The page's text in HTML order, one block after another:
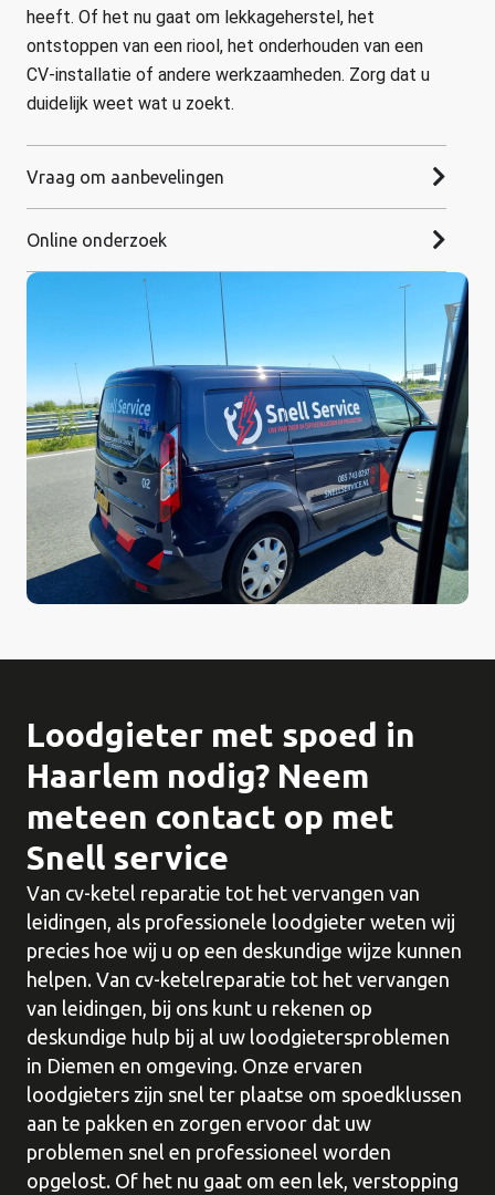
heeft. Of het nu gaat om lekkageherstel, het
ontstoppen van een riool, het onderhouden van een
CV-installatie of andere werkzaamheden. Zorg dat u
duidelijk weet wat u zoekt.
Vraag om aanbevelingen
Online onderzoek
Loodgieter met spoed in
Haarlem nodig? Neem
meteen contact op met
Snell service
Van cv-ketel reparatie tot het vervangen van
leidingen, als professionele loodgieter weten wij
precies hoe wij u op een deskundige wijze kunnen
helpen. Van cv-ketelreparatie tot het vervangen
van leidingen, bij ons kunt u rekenen op
deskundige hulp bij al uw loodgietersproblemen
in Diemen en omgeving. Onze ervaren
loodgieters zijn snel ter plaatse om spoedklussen
aan te pakken en zorgen ervoor dat uw
problemen snel en professioneel worden
opgelost. Of het nu gaat om een ​​lek, verstopping